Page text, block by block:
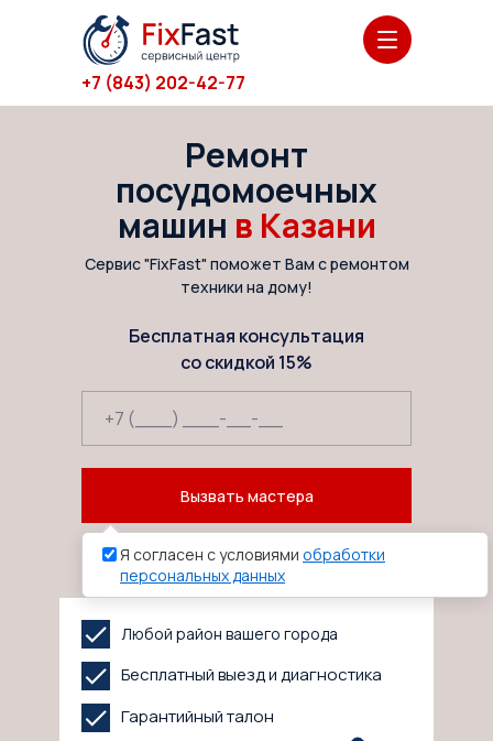
+7 (843) 202-42-77
Стиральная машина
Ремонт
посудомоечных
машин в Казани
Вызвать мастера
Бесплатная консультация
со скидкой 15%
Сервис "FixFast" поможет Вам с ремонтом
техники на дому!
Любой район вашего города
Бесплатный выезд и диагностика
Гарантийный талон
Я согласен с условиями обработки
персональных данных